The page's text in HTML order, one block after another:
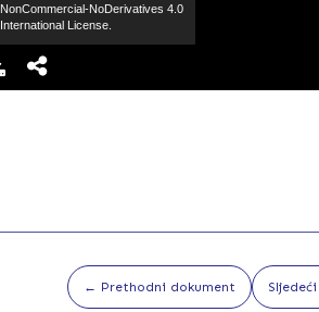
NonCommercial-NoDerivatives 4.0
International License.
← Prethodni dokument